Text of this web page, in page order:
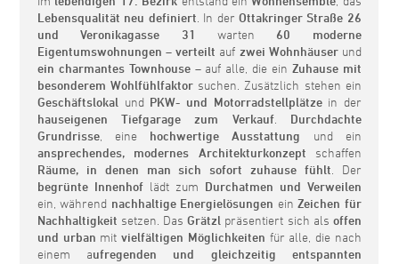
Lebensqualität neu definiert . In derOttakringer Straße 26
und Veronikagasse 31
warten 60 moderne
Eigentumswohnungen –verteilt auf zwei Wohnhäuser und
ein charmantes Townhouse– auf alle, die ein Zuhause mit
besonderem Wohlfühlfaktor suchen. Zusätzlich stehen ein
Geschäftslokal und PKW- und Motorradstellplätzein der
hauseigenen Tiefgarage
zum Verkauf. Durchdachte
Grundrisse , eine hochwertige Ausstattung und ein
ansprechendes, modernes Architekturkonzept schaffen
Räume, in denen man sich sofort zuhause fühlt . Der
begrünte Innenhoflädt zum Durchatmen und Verweilen
ein, während nachhaltige Energielösungen einZeichen für
Nachhaltigkeit setzen. DasGrätzl präsentiert sich als offen
und urban mitvielfältigen Möglichkeiten für alle, die nach
einem aufregenden und gleichzeitig entspannten